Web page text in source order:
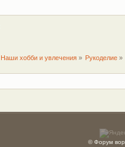
Наши хобби и увлечения » Рукоделие »
© Форум